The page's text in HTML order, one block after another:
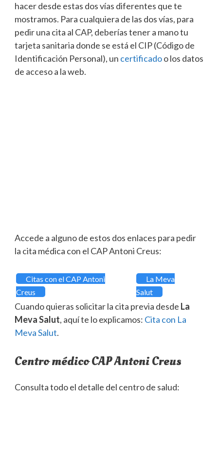
hacer desde estas dos vías diferentes que te
mostramos. Para cualquiera de las dos vías, para
pedir una cita al CAP, deberías tener a mano tu
tarjeta sanitaria donde se está el CIP (Código de
Identificación Personal), un certificadoo los datos
de acceso a la web.
Accede a alguno de estos dos enlaces para pedir
la cita médica con el CAP Antoni Creus:
Citas con el CAP Antoni
Creus
La Meva
Salut
Cuando quieras solicitar la cita previa desde La
Meva Salut, aquí te lo explicamos: Cita con La
Meva Salut.
Centro médico CAP Antoni Creus
Consulta todo el detalle del centro de salud: